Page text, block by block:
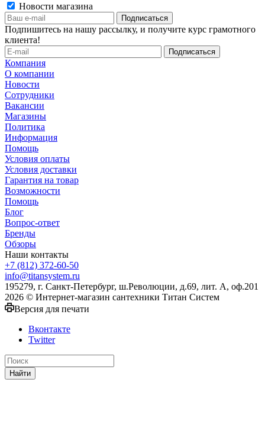
Новости магазина
Подпишитесь на нашу рассылку, и получите курс грамотного
клиента!
Компания
О компании
Новости
Сотрудники
Вакансии
Магазины
Политика
Информация
Помощь
Условия оплаты
Условия доставки
Гарантия на товар
Возможности
Помощь
Блог
Вопрос-ответ
Бренды
Обзоры
Наши контакты
+7 (812) 372-60-50
info@titansystem.ru
195279, г. Санкт-Петербург, ш.Революции, д.69, лит. А, оф.201
2026 © Интернет-магазин сантехники Титан Систем
Версия для печати
Вконтакте
Twitter
Найти